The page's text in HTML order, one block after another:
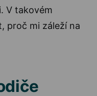
V takovém
proč mi záleží na